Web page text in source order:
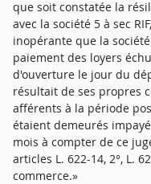
que soit constatée la
avec la société 5 à sec
inopérante que la
paiement des loyers
d'ouverture le jour du
résultait de ses propres
afférents à la période
étaient demeurés
mois à compter de ce
articles L. 622-14, 2°, L.
commerce.»